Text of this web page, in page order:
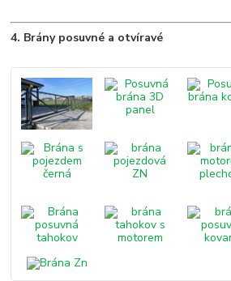
4. Brány posuvné a otvíravé